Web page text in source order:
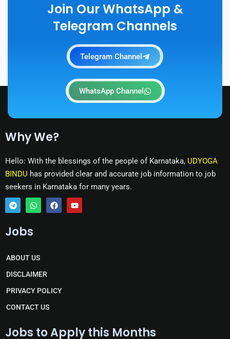
Join Our WhatsApp &
Telegram Channels
Telegram Channel
WhatsApp Channel
Why We?
Hello: With the blessings of the people of Karnataka, UDYOGA
BINDU has provided clear and accurate job information to job
seekers in Karnataka for many years.
T
l
r
a
m
W
a
a
p
p
F Y
Jobs
ABOUT US
DISCLAIMER
PRIVACY POLICY
CONTACT US
Jobs to Apply this Months